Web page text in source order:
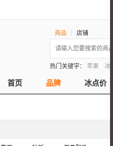
商品 店铺
热门关键字： 苹果 冰
首页 品牌 冰点价